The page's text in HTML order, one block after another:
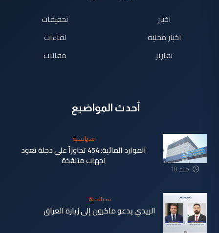
اخبار
اخبار محلية
تقارير
تحقيقات
لقاءات
مقالات
أحدث المواضيع
منذ 10
سياسية
الموارد المائية: 454 تجاوزاً على دجلة تعود
لجهات متنفذة
سياسية
الزيدي يدعو ماكرون إلى زيارة العراق